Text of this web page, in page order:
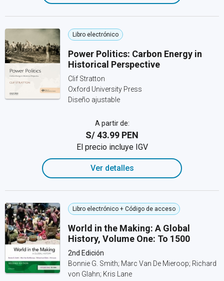
Libro electrónico
Power Politics: Carbon Energy in
Historical Perspective
Clif Stratton
Oxford University Press
Diseño ajustable
A partir de:
S/ 43.99 PEN
El precio incluye IGV
Ver detalles
Libro electrónico + Código de acceso
World in the Making: A Global
History, Volume One: To 1500
2nd Edición
Bonnie G. Smith; Marc Van De Mieroop; Richard
von Glahn; Kris Lane